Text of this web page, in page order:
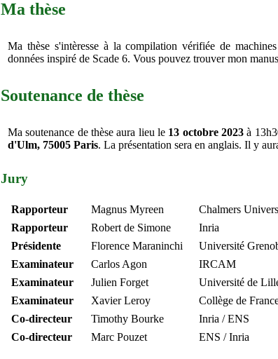
Ma thèse
Ma thèse s'intèresse à la compilation vérifiée de
données inspiré de Scade 6. Vous pouvez trouver mon
Soutenance de thèse
Ma soutenance de thèse aura lieu le 13 octobre 2023 à
d'Ulm, 75005 Paris. La présentation sera en anglais. Il y
Jury
Rapporteur Magnus Myreen
Chalmers
Rapporteur
Robert de Simone
Inria
Présidente
Florence Maraninchi
Université
Examinateur
Carlos Agon
IRCAM
Examinateur
Julien Forget
Université de
Examinateur
Xavier Leroy
Collège de
Co-directeur
Timothy Bourke
Inria / ENS
Co-directeur
Marc Pouzet ENS / Inria